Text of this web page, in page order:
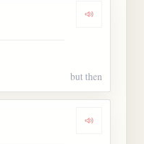
Dengarkan
but then
Dengarkan